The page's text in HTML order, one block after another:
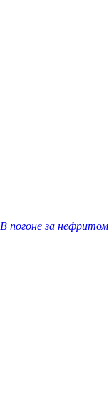
В погоне за нефритом